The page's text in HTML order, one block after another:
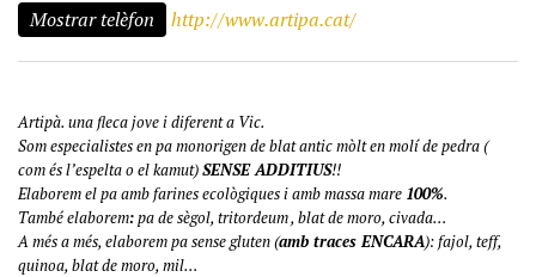
Mostrar telèfon
http://www.artipa.cat/
Artipà. una fleca jove i diferent a Vic.
Som especialistes en pa monorigen de blat antic mòlt en molí de pedra (
com és l’espelta o el kamut)SENSE ADDITIUS!!
Elaborem el pa amb farines ecològiques i amb massa mare 100%.
També elaborem:pa de sègol, tritordeum , blat de moro, civada…
A més a més, elaborem pa sense gluten (amb traces ENCARA): fajol, teff,
quinoa, blat de moro, mil…